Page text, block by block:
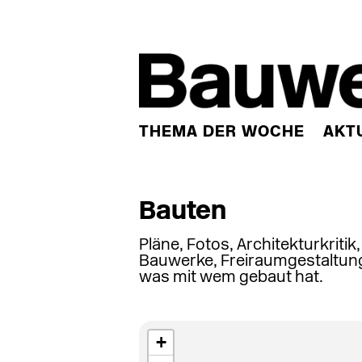
THEMA DER WOCHE
Bauten
Pläne, Fotos,
Bauwerke,
was mit wem gebaut hat.
+